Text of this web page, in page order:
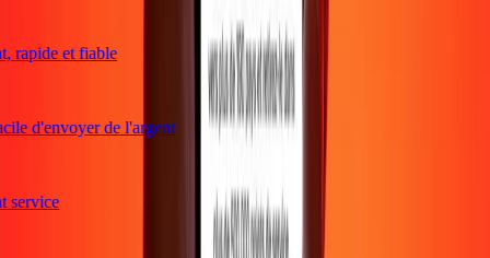
et fiable
d'envoyer de l'argent